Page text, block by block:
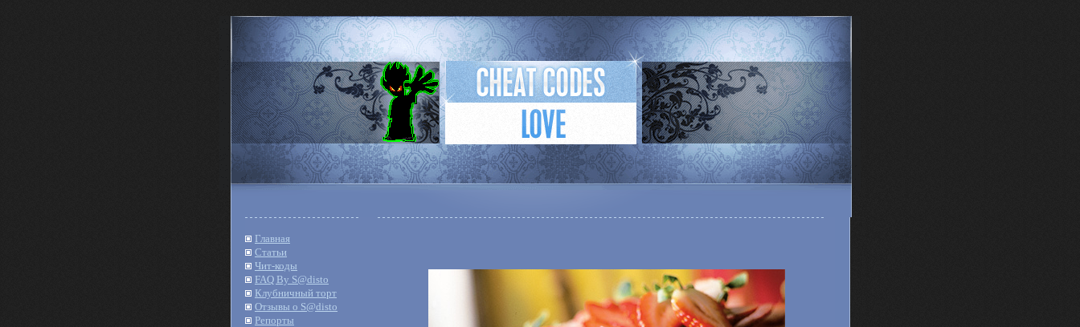
Главная
Статьи
Чит-коды
FAQ By S@disto
Клубничный торт
Отзывы о S@disto
Репорты